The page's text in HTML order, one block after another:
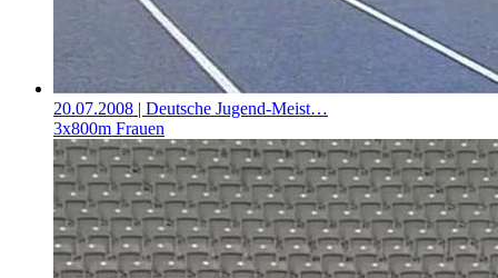
20.07.2008 | Deutsche Jugend-Meist…
3x800m Frauen